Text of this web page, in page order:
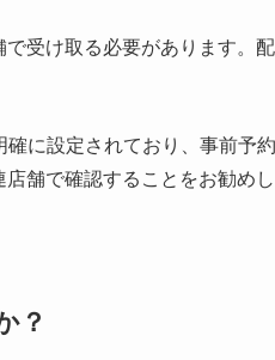
受け取る必要があります。
に設定されており、事前予
舗で確認することをお勧めし
？